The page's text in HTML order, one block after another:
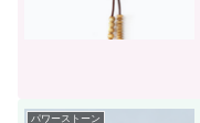
パワーストーン